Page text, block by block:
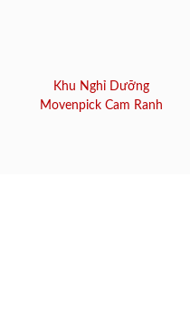
Khu Nghỉ Dưỡng
Movenpick Cam Ranh